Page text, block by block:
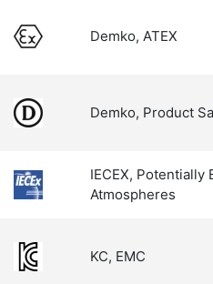
Demko, ATEX
Demko, Product
IECEX, Potentially
Atmospheres
KC, EMC